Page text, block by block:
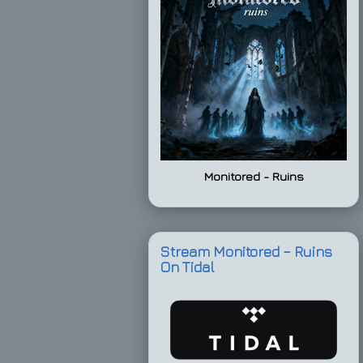
Monitored - Ruins
Stream Monitored – Ruins
On Tidal